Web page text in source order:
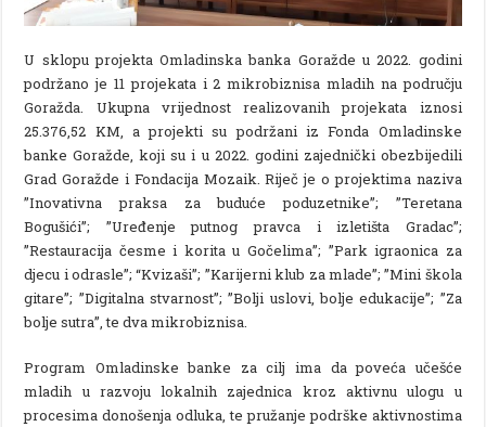
U sklopu projekta Omladinska banka Goražde u 2022. godini
podržano je 11 projekata i 2 mikrobiznisa mladih na području
Goražda. Ukupna vrijednost realizovanih projekata iznosi
25.376,52 KM, a projekti su podržani iz Fonda Omladinske
banke Goražde, koji su i u 2022. godini zajednički obezbijedili
Grad Goražde i Fondacija Mozaik. Riječ je o projektima naziva
”Inovativna praksa za buduće poduzetnike”; ”Teretana
Bogušići”; ”Uređenje putnog pravca i izletišta Gradac”;
”Restauracija česme i korita u Gočelima”; ”Park igraonica za
djecu i odrasle”; “Kvizaši”; ”Karijerni klub za mlade”; ”Mini škola
gitare”; ”Digitalna stvarnost”; ”Bolji uslovi, bolje edukacije”; ”Za
bolje sutra”, te dva mikrobiznisa.
Program Omladinske banke za cilj ima da poveća učešće
mladih u razvoju lokalnih zajednica kroz aktivnu ulogu u
procesima donošenja odluka, te pružanje podrške aktivnostima